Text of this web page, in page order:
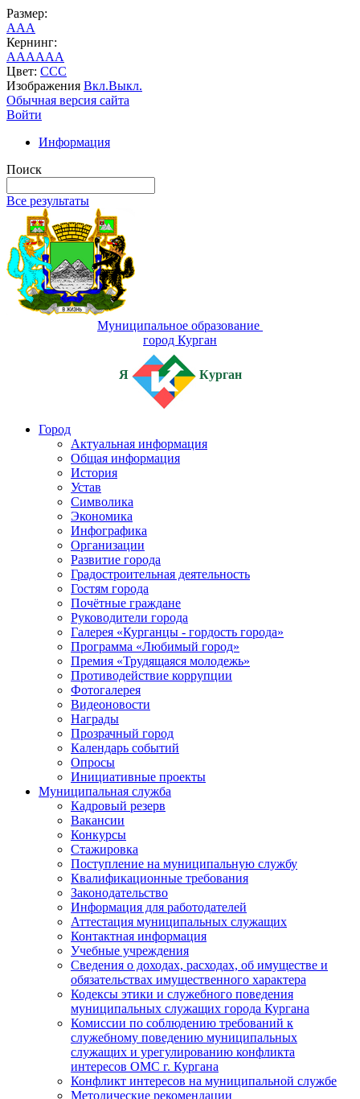
Размер:
AAA
Кернинг:
AAAAAA
Цвет: CCC
Изображения Вкл.Выкл.
Обычная версия сайта
Войти
Информация
Поиск
Все результаты
Муниципальное образование
город Курган
Я Курган
Город
Актуальная информация
Общая информация
История
Устав
Символика
Экономика
Инфографика
Организации
Развитие города
Градостроительная деятельность
Гостям города
Почётные граждане
Руководители города
Галерея «Курганцы - гордость города»
Программа «Любимый город»
Премия «Трудящаяся молодежь»
Противодействие коррупции
Фотогалерея
Видеоновости
Награды
Прозрачный город
Календарь событий
Опросы
Инициативные проекты
Муниципальная служба
Кадровый резерв
Вакансии
Конкурсы
Стажировка
Поступление на муниципальную службу
Квалификационные требования
Законодательство
Информация для работодателей
Аттестация муниципальных служащих
Контактная информация
Учебные учреждения
Сведения о доходах, расходах, об имуществе и
обязательствах имущественного характера
Кодексы этики и служебного поведения
муниципальных служащих города Кургана
Комиссии по соблюдению требований к
служебному поведению муниципальных
служащих и урегулированию конфликта
интересов ОМС г. Кургана
Конфликт интересов на муниципальной службе
Методические рекомендации